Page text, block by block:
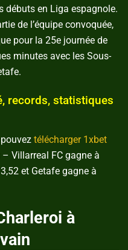
débuts en Liga espagnole.
de l’équipe convoquée,
pour la 25e journée de
minutes avec les Sous-
records, statistiques
télécharger 1xbet
Villarreal FC gagne à
et Getafe gagne à
à